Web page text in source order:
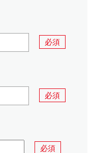
必須
必須
必須